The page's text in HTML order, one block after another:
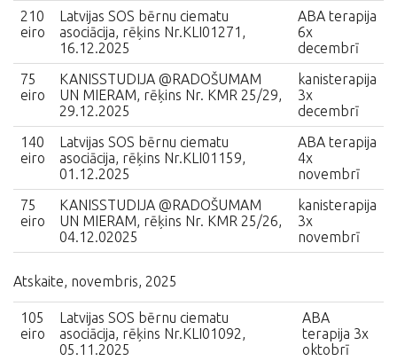
210
eiro
Latvijas SOS bērnu ciematu
asociācija, rēķins Nr.KLI01271,
16.12.2025
ABA terapija
6x
decembrī
75
eiro
KANISSTUDIJA @RADOŠUMAM
UN MIERAM, rēķins Nr. KMR 25/29,
29.12.2025
kanisterapija
3x
decembrī
140
eiro
Latvijas SOS bērnu ciematu
asociācija, rēķins Nr.KLI01159,
01.12.2025
ABA terapija
4x
novembrī
75
eiro
KANISSTUDIJA @RADOŠUMAM
UN MIERAM, rēķins Nr. KMR 25/26,
04.12.02025
kanisterapija
3x
novembrī
Atskaite, novembris, 2025
105
eiro
Latvijas SOS bērnu ciematu
asociācija, rēķins Nr.KLI01092,
05.11.2025
ABA
terapija 3x
oktobrī